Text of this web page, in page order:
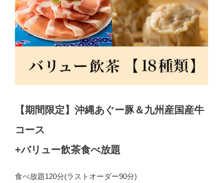
【期間限定】沖縄あぐー豚＆九州産国産牛
コース
+バリュー飲茶食べ放題
食べ放題120分(ラストオーダー90分)